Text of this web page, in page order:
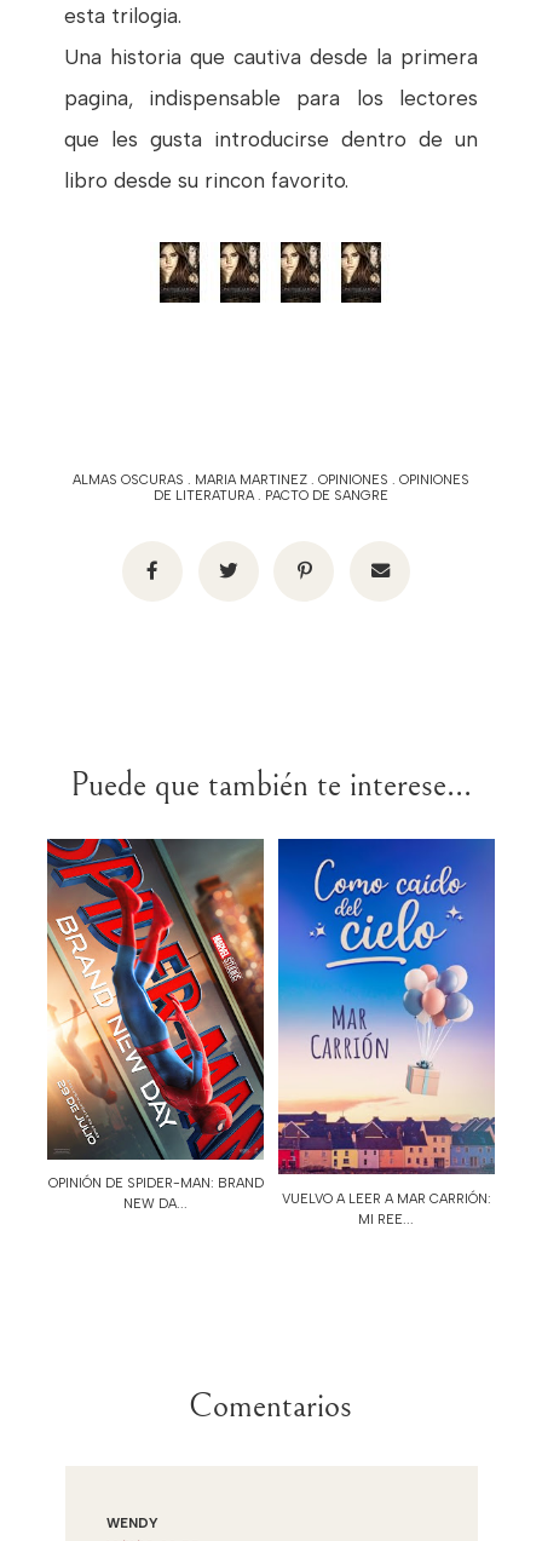
esta trilogia.
Una historia que cautiva desde la primera
pagina, indispensable para los lectores
que les gusta introducirse dentro de un
libro desde su rincon favorito.
ALMAS OSCURAS . MARIA MARTINEZ. OPINIONES . OPINIONES
DE LITERATURA. PACTO DE SANGRE
Puede que también te interese...
OPINIÓN DE SPIDER-MAN: BRAND
NEW DA...
VUELVO A LEER A MAR CARRIÓN:
MI REE...
Comentarios
WENDY